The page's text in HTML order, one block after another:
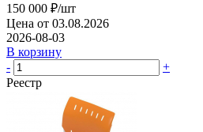
150 000 ₽/шт
Цена от 03.08.2026
2026-08-03
В корзину
-
+
Реестр